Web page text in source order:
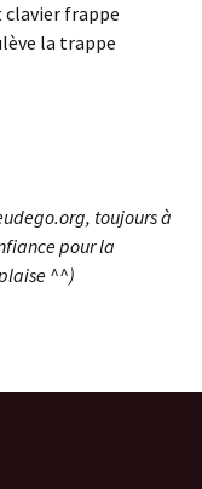
clavier frappe
la trappe
toujours à
pour la
^^)